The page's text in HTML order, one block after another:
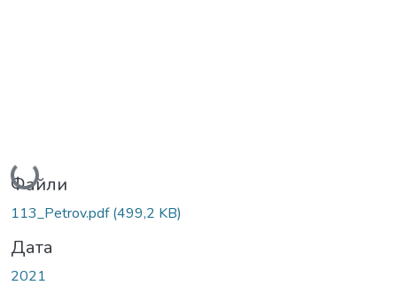
Вантажиться...
Файли
113_Petrov.pdf(499,2 KB)
Дата
2021